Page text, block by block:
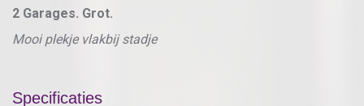
2 Garages. Grot.
Mooi plekje vlakbij stadje
Specificaties